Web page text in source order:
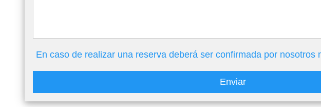
En caso de realizar una reserva deberá ser confirmada por nosotros
Enviar